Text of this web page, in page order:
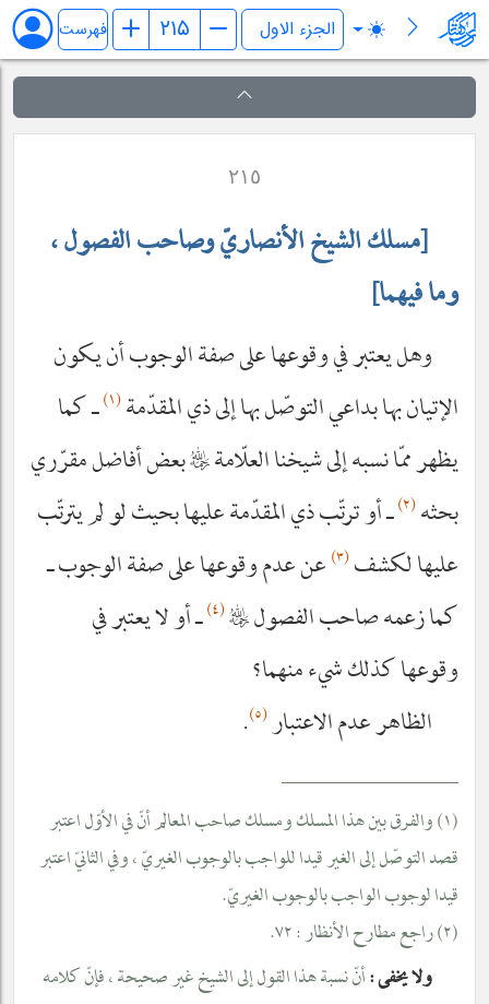
کفایة الاصول فهرست
٢١٥
[مسلك الشيخ الأنصاريّ وصاحب الفصول ،
وما فيهما]
وهل يعتبر في وقوعها على صفة الوجوب أن يكون
الإتيان بها بداعي التوصّل بها إلى ذي المقدّمة(١) ـ كما
يظهر ممّا نسبه إلى شيخنا العلّامةرحمه‌اللهبعض أفاضل مقرّري
بحثه(٢) ـ أو ترتّب ذي المقدّمة عليها بحيث لو لم يترتّب
عليها لكشف(٣) عن عدم وقوعها على صفة الوجوب ـ
كما زعمه صاحب الفصولرحمه‌الله(٤) ـ أو لا يعتبر في
وقوعها كذلك شيء منهما؟
الظاهر عدم الاعتبار(٥) .
__________________
(١) والفرق بين هذا المسلك ومسلك صاحب المعالم أنّ في الأوّل اعتبر
قصد التوصّل إلى الغير قيدا للواجب بالوجوب الغيريّ ، وفي الثانيّ اعتبر
قيدا لوجوب الواجب بالوجوب الغيريّ.
(٢) راجع مطارح الأنظار : ٧٢.
ولا يخفى :أنّ نسبة هذا القول إلى الشيخ غير صحيحة ، فإنّ كلامه